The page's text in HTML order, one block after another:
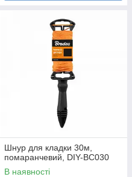
Шнур для кладки 30м,
помаранчевий, DIY-BC030
В наявності